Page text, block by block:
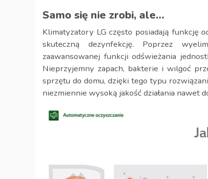
Samo się nie zrobi, ale…
Klimatyzatory LG często posiadają funkcję
skuteczną dezynfekcję. Poprzez
zaawansowanej funkcji odświeżania
Nieprzyjemny zapach, bakterie i wilgoć
sprzętu do domu, dzięki tego typu
niezmiennie wysoką jakość działania nawet